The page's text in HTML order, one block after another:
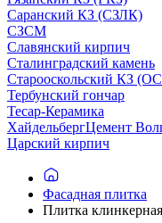
Саранский КЗ (СЗЛК)
СЗСМ
Славянский кирпич
Сталинградский камень
Старооскольский КЗ
Тербунский гончар
Тесар-Керамика
ХайдельбергЦемент
Царский кирпич
Фасадная плитка
Плитка